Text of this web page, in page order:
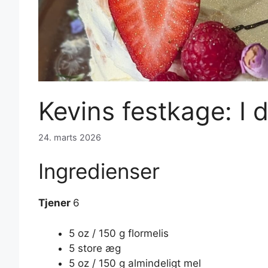
Kevins festkage: I
24. marts 2026
Ingredienser
Tjener 6
5 oz / 150 g flormelis
5 store æg
5 oz / 150 g almindeligt mel